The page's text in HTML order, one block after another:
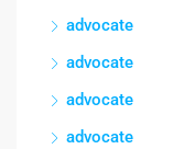
advocate
advocate
advocate
advocate